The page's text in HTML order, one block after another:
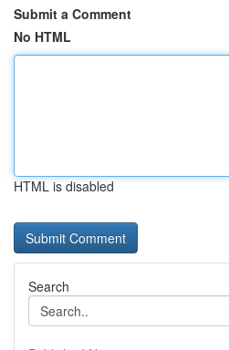
Submit a Comment
No HTML
HTML is disabled
Search